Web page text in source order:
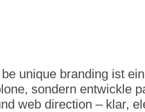
be unique branding ist
sondern entwickle
web direction – klar,